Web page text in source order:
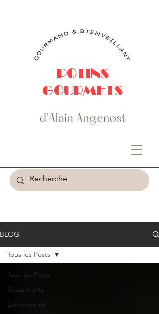
POTINS
GOURMETS
BLOG
Tous les Posts
Restaurants
Evénements
Tous les Posts